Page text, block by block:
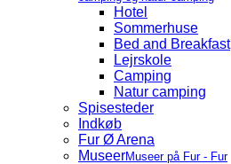
Hotel
Sommerhuse
Bed and Breakfast
Lejrskole
Camping
Natur camping
Spisesteder
Indkøb
Fur Ø Arena
MuseerMuseer på Fur - Fur